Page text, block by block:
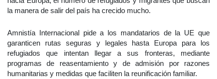
la manera de salir del país ha crecido mucho.
Amnistía Internacional pide a los mandatarios de la UE que
garanticen rutas seguras y legales hasta Europa para los
refugiados que intentan llegar a sus fronteras, mediante
programas de reasentamiento y de admisión por razones
humanitarias y medidas que faciliten la reunificación familiar.